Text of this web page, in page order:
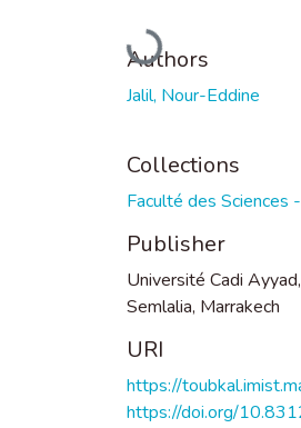
Loading...
Authors
Jalil, Nour-Eddine
Collections
Faculté des Sciences
Publisher
Université Cadi
Semlalia, Marrakech
URI
https://
https://doi.org/